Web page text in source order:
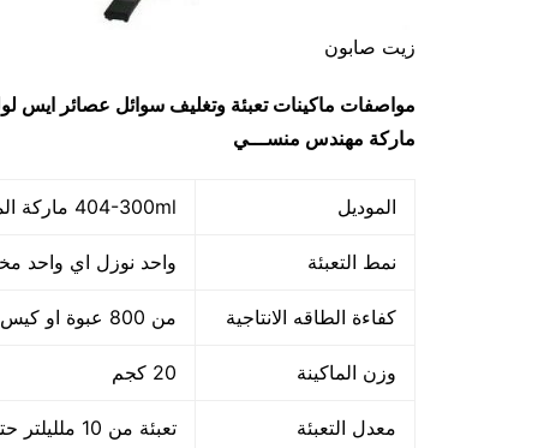
زيت صابون
مواصفات ماكينات تعبئة وتغليف سوائل عصائر ايس
ماركة مهندس منســـي
الموديل 404-300ml ماركة المهندس منـــسي
نمط التعبئة واحد نوزل اي واحد
كفاءة الطاقه الانتاجية من 800 عبوة او كيس حتي 1700 عبوه او كيس في الساعة
وزن الماكينة 20 كجم
معدل التعبئة تعبئة من 10 ملليلتر حتي 300 ملليلتر